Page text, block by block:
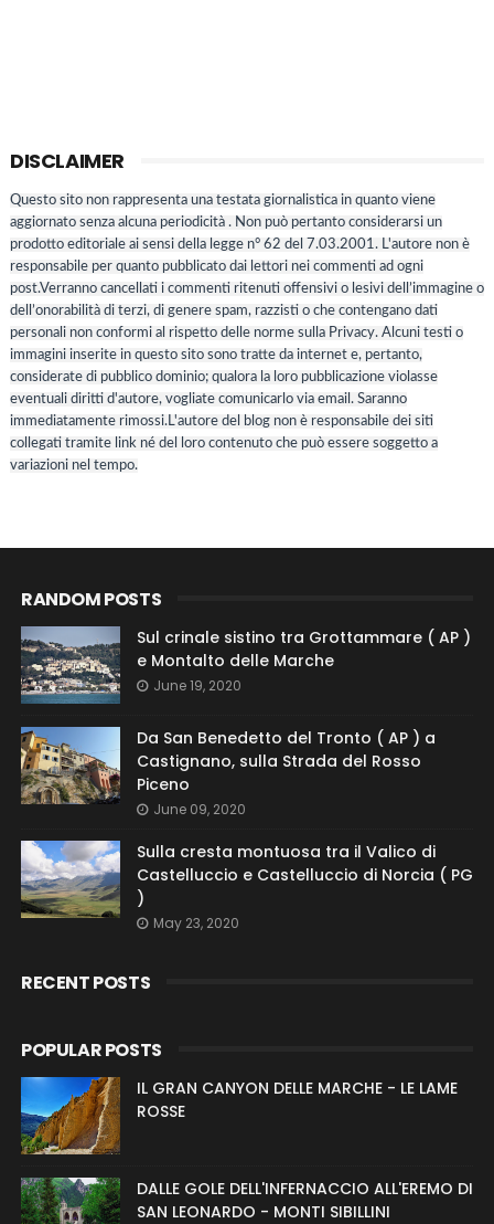
DISCLAIMER
Questo sito non rappresenta una testata giornalistica in quanto viene
aggiornato senza alcuna periodicità . Non può pertanto considerarsi un
prodotto editoriale ai sensi della legge n° 62 del 7.03.2001. L'autore non è
responsabile per quanto pubblicato dai lettori nei commenti ad ogni
post.Verranno cancellati i commenti ritenuti offensivi o lesivi dell’immagine o
dell’onorabilità di terzi, di genere spam, razzisti o che contengano dati
personali non conformi al rispetto delle norme sulla Privacy. Alcuni testi o
immagini inserite in questo sito sono tratte da internet e, pertanto,
considerate di pubblico dominio; qualora la loro pubblicazione violasse
eventuali diritti d'autore, vogliate comunicarlo via email. Saranno
immediatamente rimossi.L'autore del blog non è responsabile dei siti
collegati tramite link né del loro contenuto che può essere soggetto a
variazioni nel tempo.
RANDOM POSTS
Sul crinale sistino tra Grottammare ( AP )
e Montalto delle Marche
June 19, 2020
Da San Benedetto del Tronto ( AP ) a
Castignano, sulla Strada del Rosso
Piceno
June 09, 2020
Sulla cresta montuosa tra il Valico di
Castelluccio e Castelluccio di Norcia ( PG
)
May 23, 2020
RECENT POSTS
POPULAR POSTS
IL GRAN CANYON DELLE MARCHE - LE LAME
ROSSE
DALLE GOLE DELL'INFERNACCIO ALL'EREMO DI
SAN LEONARDO - MONTI SIBILLINI